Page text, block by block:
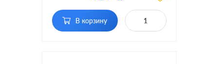
В корзину